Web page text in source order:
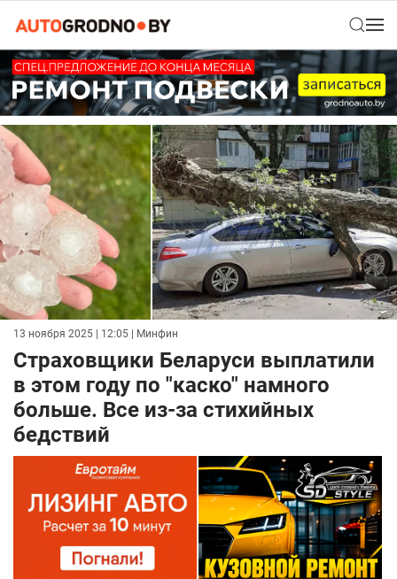
13 ноября 2025 | 12:05 | Минфин
Страховщики Беларуси выплатили
в этом году по "каско" намного
больше. Все из-за стихийных
бедствий